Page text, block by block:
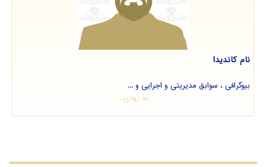
نام کاندیدا
بیوگرافی ، سوابق مدیریتی و اجرایی و ...
به زودی...